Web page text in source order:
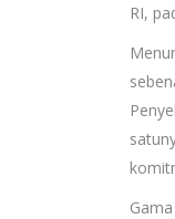
RI,